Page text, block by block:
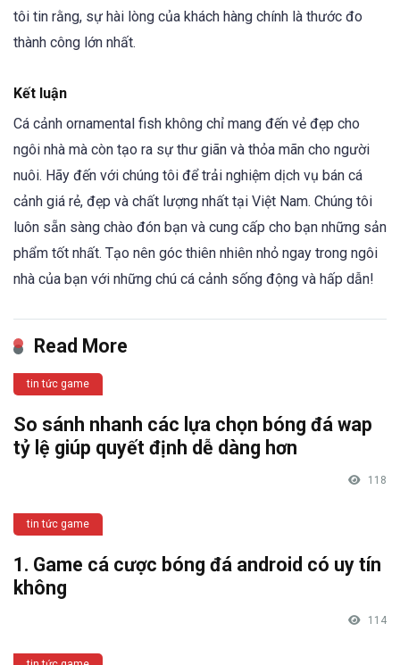
tôi tin rằng, sự hài lòng của khách hàng chính là thước đo
thành công lớn nhất.
Kết luận
Cá cảnh ornamental fish không chỉ mang đến vẻ đẹp cho
ngôi nhà mà còn tạo ra sự thư giãn và thỏa mãn cho người
nuôi. Hãy đến với chúng tôi để trải nghiệm dịch vụ bán cá
cảnh giá rẻ, đẹp và chất lượng nhất tại Việt Nam. Chúng tôi
luôn sẵn sàng chào đón bạn và cung cấp cho bạn những sản
phẩm tốt nhất. Tạo nên góc thiên nhiên nhỏ ngay trong ngôi
nhà của bạn với những chú cá cảnh sống động và hấp dẫn!
Read More
tin tức game
So sánh nhanh các lựa chọn bóng đá wap
tỷ lệ giúp quyết định dễ dàng hơn
118
tin tức game
1. Game cá cược bóng đá android có uy tín
không
114